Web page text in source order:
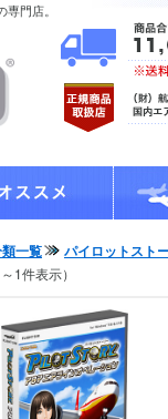
門店。
一覧 パイロットスト
1件表示）